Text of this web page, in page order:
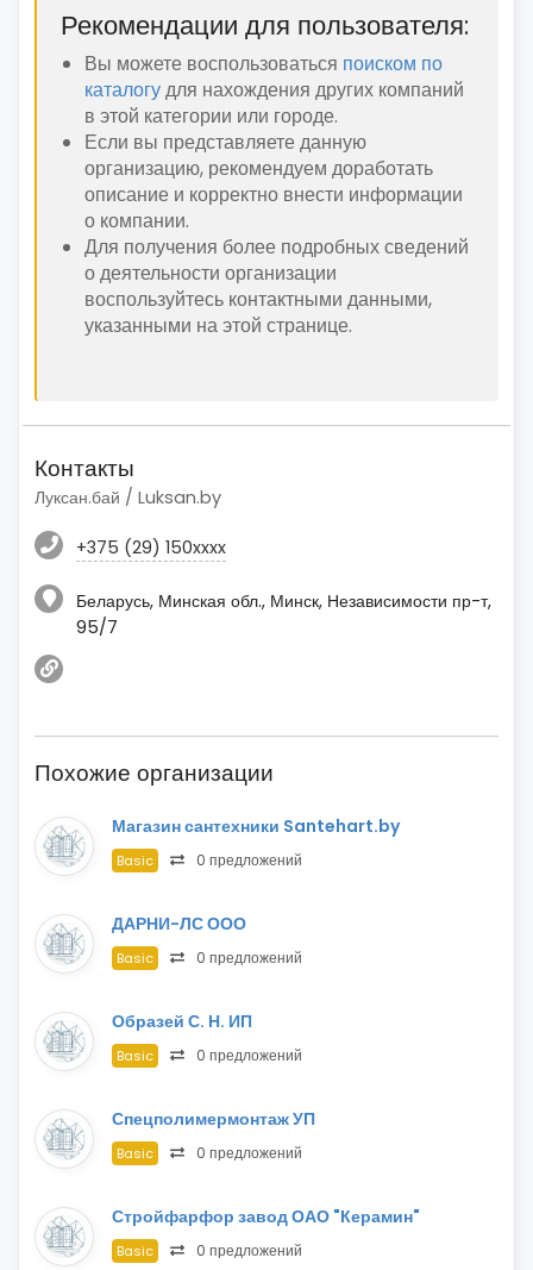
Рекомендации для пользователя:
Вы можете воспользоваться поиском по
каталогудля нахождения других компаний
в этой категории или городе.
Если вы представляете данную
организацию, рекомендуем доработать
описание и корректно внести информации
о компании.
Для получения более подробных сведений
о деятельности организации
воспользуйтесь контактными данными,
указанными на этой странице.
Контакты
Луксан.бай / Luksan.by
+375 (29) 150xxxx
Беларусь, Минская обл., Минск, Независимости пр-т,
95/7
Похожие организации
Магазин сантехники Santehart.by
Basic 0 предложений
ДАРНИ-ЛС ООО
Basic 0 предложений
Образей С. Н. ИП
Basic 0 предложений
Спецполимермонтаж УП
Basic 0 предложений
Стройфарфор завод ОАО "Керамин"
Basic 0 предложений